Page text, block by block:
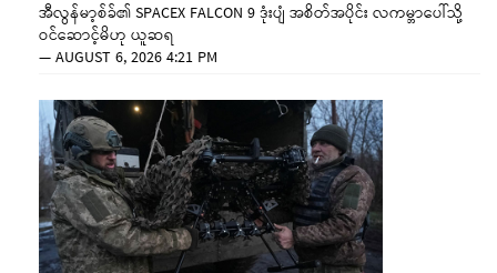
အီလွန်မာ့စ်ခ်၏ SPACEX FALCON 9 ဒုံးပျံ အစိတ်အပိုင်း လကမ္ဘာပေါ်သို့
ဝင်ဆောင့်မိဟု ယူဆရ
—AUGUST 6, 2026 4:21 PM